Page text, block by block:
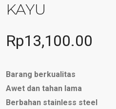
KAYU
Rp13,100.00
Barang berkualitas
Awet dan tahan lama
Berbahan stainless steel